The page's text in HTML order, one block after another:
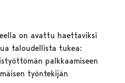
on avattu haettaviksi
taloudellista tukea:
palkkaamiseen
työntekijän